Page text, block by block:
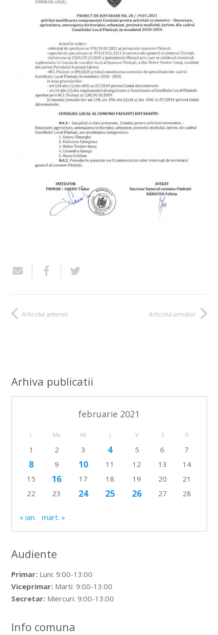
Articolul anterior Articolul următor
Arhiva publicatii
februarie 2021
L Ma Mi J V S D
1 2 3 4 5 6 7
8 9 10 11 12 13
14
15
16 17 18 19 20
21
22
23 24 25 26 27 28
« ian. mart. »
Audiente
Primar:Luni: 9:00-13:00
Viceprimar:Marti: 9:00-13:00
Secretar:Miercuri: 9:00-13:00
Info comuna